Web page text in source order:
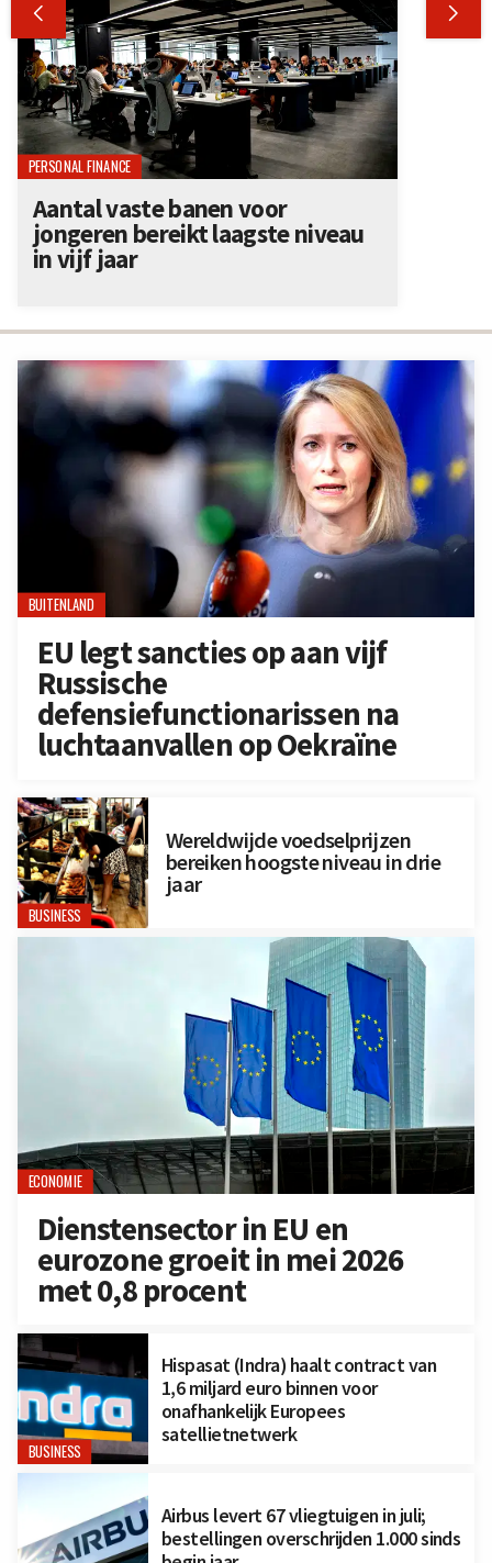
BUITENLAND
EU legt sancties op aan vijf
Russische
defensiefunctionarissen na
luchtaanvallen op Oekraïne
BUSINESS
Wereldwijde voedselprijzen
bereiken hoogste niveau in drie
jaar
ECONOMIE
Dienstensector in EU en
eurozone groeit in mei 2026
met 0,8 procent
BUSINESS
Hispasat (Indra) haalt contract van
1,6 miljard euro binnen voor
onafhankelijk Europees
satellietnetwerk
Airbus levert 67 vliegtuigen in juli;
bestellingen overschrijden 1.000 sinds
 
PERSONAL FINANCE
Aantal vaste banen voor
jongeren bereikt laagste niveau
in vijf jaar